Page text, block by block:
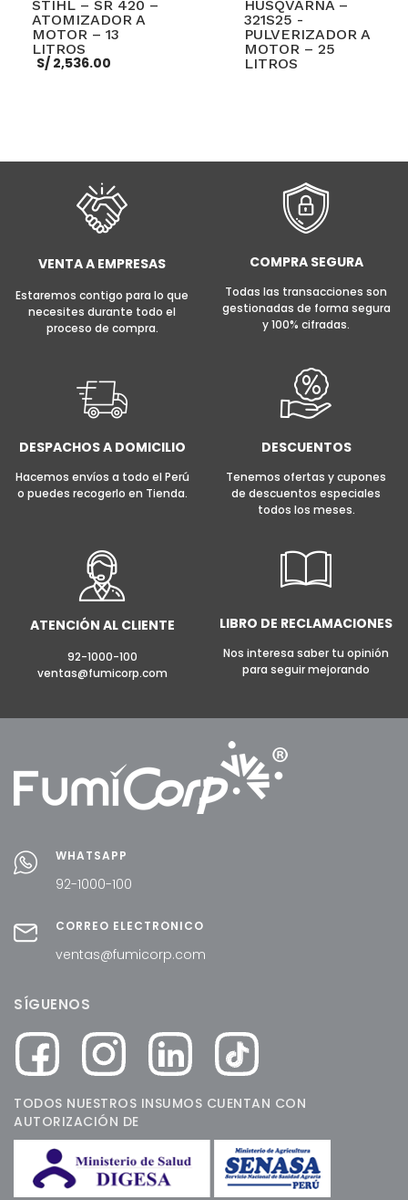
STIHL – SR 420 –
ATOMIZADOR A
MOTOR – 13
LITROS
S/ 2,536.00
HUSQVARNA –
321S25 -
PULVERIZADOR A
MOTOR – 25
LITROS
VENTA A EMPRESAS
Estaremos contigo para lo que
necesites durante todo el
proceso de compra.
COMPRA SEGURA
Todas las transacciones son
gestionadas de forma segura
y 100% cifradas.
DESPACHOS A DOMICILIO
Hacemos envíos a todo el Perú
o puedes recogerlo en Tienda.
DESCUENTOS
Tenemos ofertas y cupones
de descuentos especiales
todos los meses.
ATENCIÓN AL CLIENTE
92-1000-100
ventas@fumicorp.com
LIBRO DE RECLAMACIONES
Nos interesa saber tu opinión
para seguir mejorando
WHATSAPP
92-1000-100
CORREO ELECTRÓNICO
ventas@fumicorp.com
SÍGUENOS
TODOS NUESTROS INSUMOS CUENTAN CON
AUTORIZACIÓN DE